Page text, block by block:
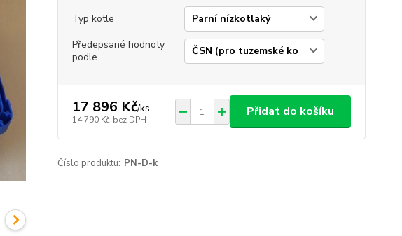
Typ kotle
Předepsané hodnoty
podle
17 896 Kč/ks
14 790 Kč bez DPH
Přidat do košíku
Číslo produktu: PN-D-k